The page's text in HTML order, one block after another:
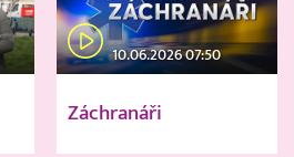
10.06.2026 07:50
Záchranáři